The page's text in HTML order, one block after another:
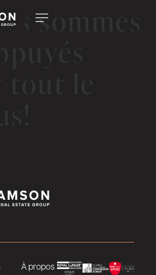
sommes
À propos